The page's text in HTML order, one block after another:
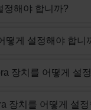
정해야 합니까?
떻게 설정해야 합니
장치를 어떻게 설
장치를 어떻게 설